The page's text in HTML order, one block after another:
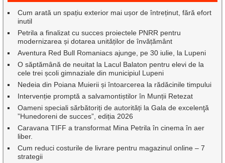
Cum arată un spațiu exterior mai ușor de întreținut, fără efort
inutil
Petrila a finalizat cu succes proiectele PNRR pentru
modernizarea și dotarea unităților de învățământ
Aventura Red Bull Romaniacs ajunge, pe 30 iulie, la Lupeni
O săptămână de neuitat la Lacul Balaton pentru elevi de la
cele trei școli gimnaziale din municipiul Lupeni
Nedeia din Poiana Muierii și întoarcerea la rădăcinile timpului
Intervenție promptă a salvamontiștilor în Munții Retezat
Oameni speciali sărbătoriți de autorități la Gala de excelenţă
”Hunedoreni de succes”, ediția 2026
Caravana TIFF a transformat Mina Petrila în cinema în aer
liber.
Cum reduci costurile de livrare pentru magazinul online – 7
strategii